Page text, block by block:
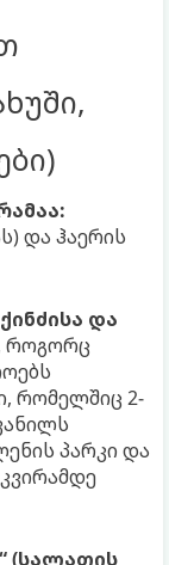
და ჰაერის
და
როგორც
რომელშიც 2-
პარკი და
(სალათის